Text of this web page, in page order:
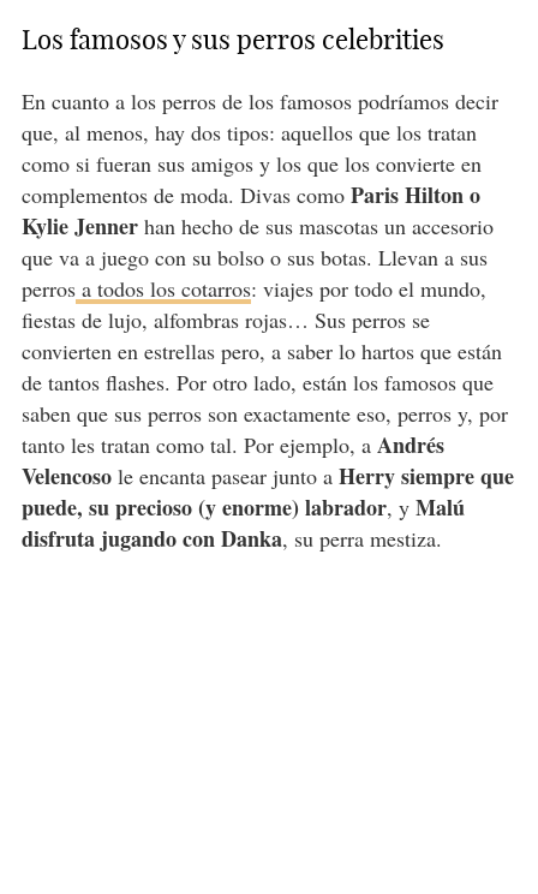
Los famosos y sus perros celebrities
En cuanto a los perros de los famosos podríamos decir
que, al menos, hay dos tipos: aquellos que los tratan
como si fueran sus amigos y los que los convierte en
complementos de moda. Divas comoParis Hilton o
Kylie Jennerhan hecho de sus mascotas un accesorio
que va a juego con su bolso o sus botas. Llevan a sus
perrosa todos los cotarros: viajes por todo el mundo,
fiestas de lujo, alfombras rojas… Sus perros se
convierten en estrellas pero, a saber lo hartos que están
de tantos flashes. Por otro lado, están los famosos que
saben que sus perros son exactamente eso, perros y, por
tanto les tratan como tal. Por ejemplo, a Andrés
Velencosole encanta pasear junto a Herry siempre que
puede, su precioso (y enorme) labrador, y Malú
disfruta jugando con Danka, su perra mestiza.